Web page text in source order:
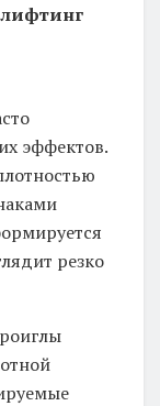
эффектов.
резко